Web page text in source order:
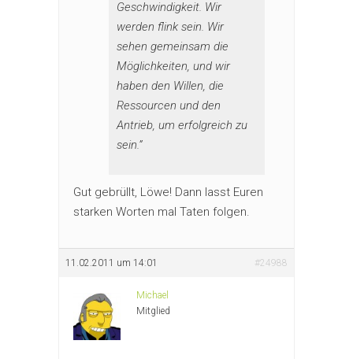
Geschwindigkeit. Wir
werden flink sein. Wir
sehen gemeinsam die
Möglichkeiten, und wir
haben den Willen, die
Ressourcen und den
Antrieb, um erfolgreich zu
sein.”
Gut gebrüllt, Löwe! Dann lasst Euren
starken Worten mal Taten folgen.
11.02.2011 um 14:01 #24988
Michael
Mitglied